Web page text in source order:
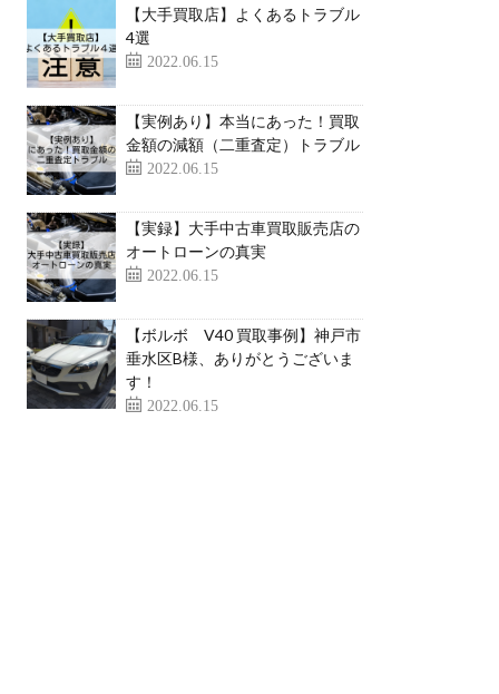
【大手買取店】よくあるトラブル
4選
2022.06.15
【実例あり】本当にあった！買取
金額の減額（二重査定）トラブル
2022.06.15
【実録】大手中古車買取販売店の
オートローンの真実
2022.06.15
【ボルボ V40 買取事例】神戸市
垂水区B様、ありがとうございま
す！
2022.06.15